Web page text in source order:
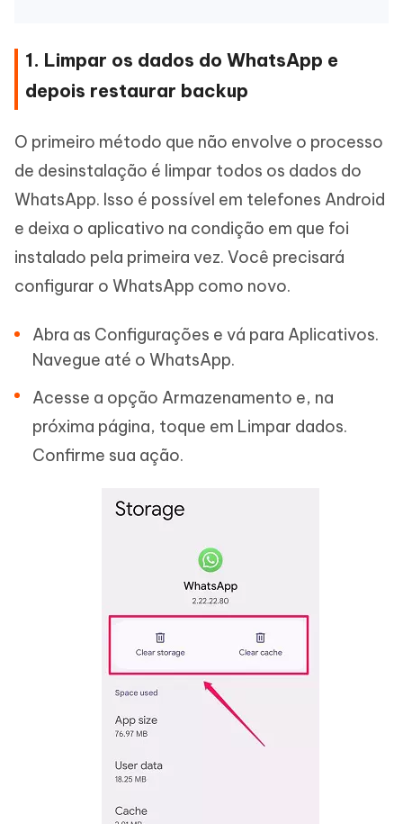
1. Limpar os dados do WhatsApp e
depois restaurar backup
O primeiro método que não envolve o processo
de desinstalação é limpar todos os dados do
WhatsApp. Isso é possível em telefones Android
e deixa o aplicativo na condição em que foi
instalado pela primeira vez. Você precisará
configurar o WhatsApp como novo.
Abra as Configurações e vá para Aplicativos.
Navegue até o WhatsApp.
Acesse a opção Armazenamento e, na
próxima página, toque em Limpar dados.
Confirme sua ação.